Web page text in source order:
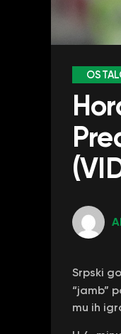
Srpski
“jamb”
mu ih